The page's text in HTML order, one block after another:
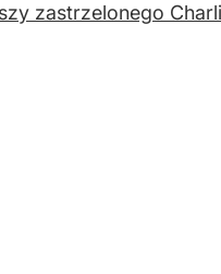
zastrzelonego